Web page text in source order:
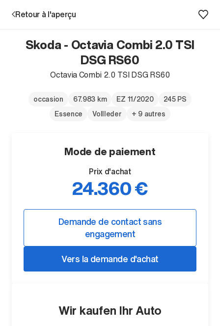
Prestations
Succursales
Recherche d'un véhicule
Entreprise & Carrière
Retour à l'aperçu
Skoda - Octavia Combi 2.0 TSI
DSG RS60
Octavia Combi 2.0 TSI DSG RS60
occasion 67.983 km EZ 11/2020
245 PS
Essence
Vollleder + 9 autres
Mode de paiement
Prix d'achat
24.360 €
Demande de contact sans
engagement
Vers la demande d'achat
Wir kaufen Ihr Auto